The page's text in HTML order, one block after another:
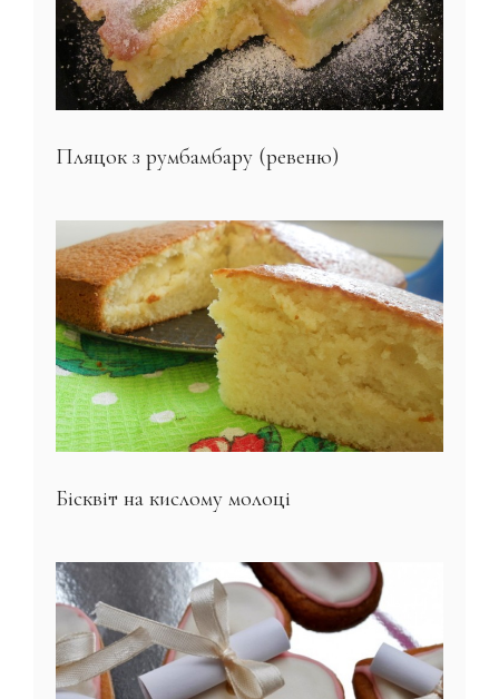
Пляцок з румбамбару (ревеню)
Бісквіт на кислому молоці